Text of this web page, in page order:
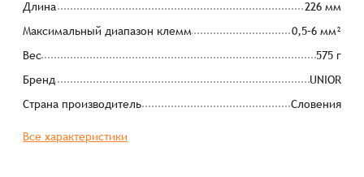
Длина
226 мм
Максимальный диапазон клемм
0,5–6 мм²
Вес
575 г
Бренд
UNIOR
Страна производитель
Словения
Все характеристики